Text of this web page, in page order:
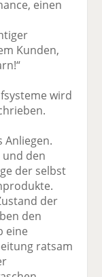
einen
Kunden,
wird
Anliegen.
den
der selbst
der
den
eine
ratsam